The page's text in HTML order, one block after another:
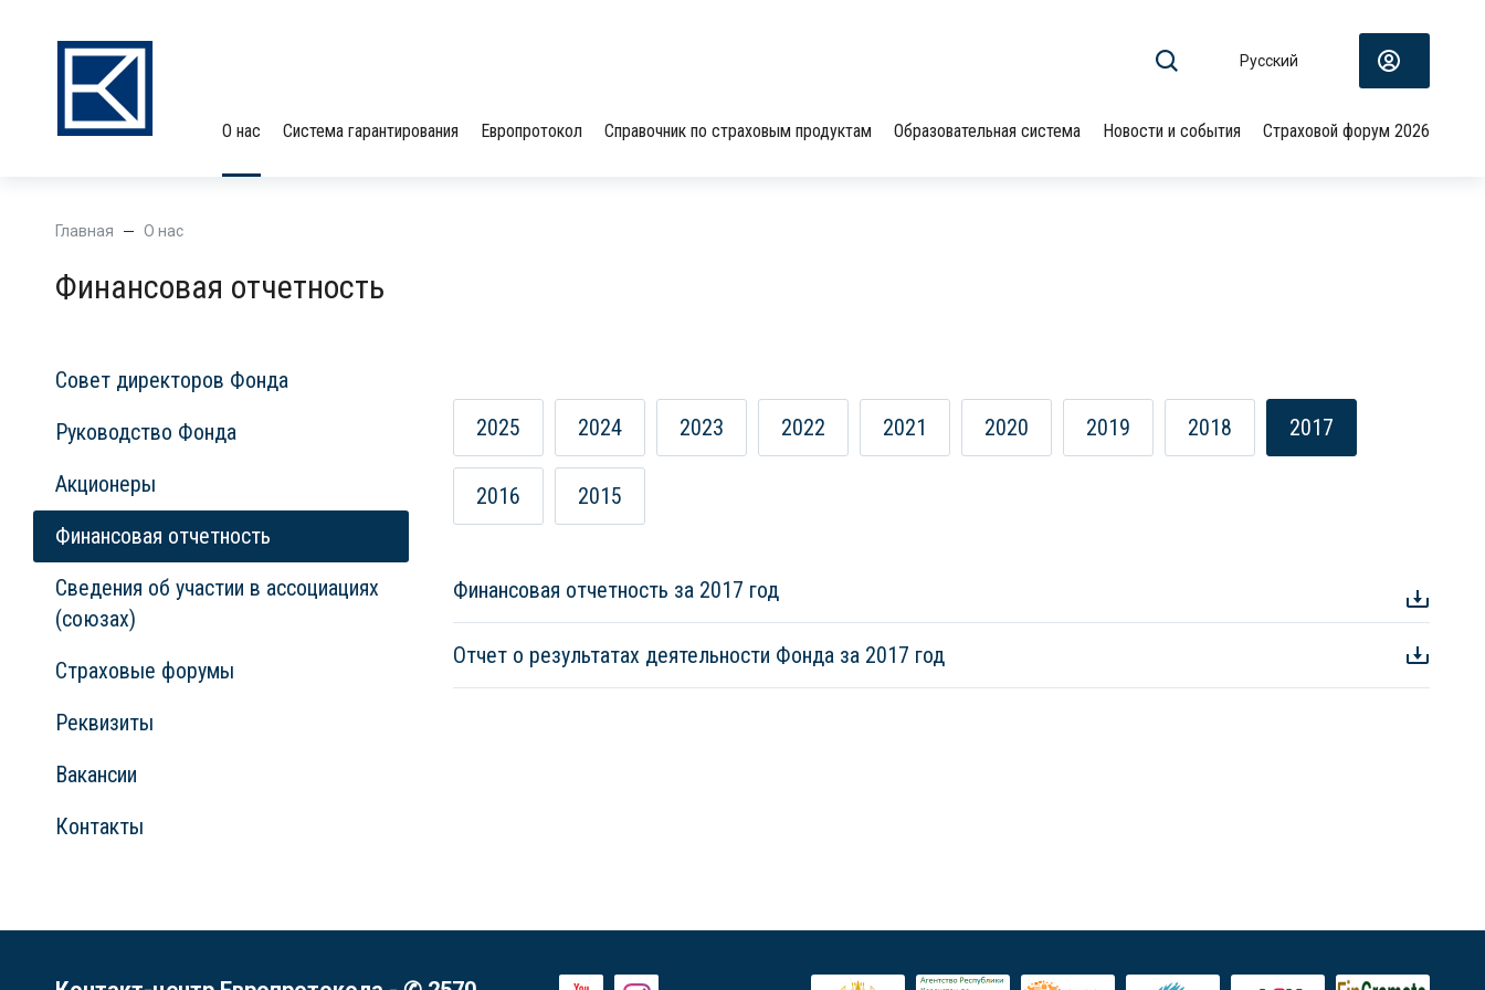
Русский
О нас Система гарантирования Европротокол Справочник по страховым продуктам Образовательная система Новости и события Страховой форум 2026
Главная О нас
Финансовая отчетность
Совет директоров Фонда
Руководство Фонда
Акционеры
Финансовая отчетность
Сведения об участии в ассоциациях
(союзах)
Страховые форумы
Реквизиты
Вакансии
Контакты
2025 2024 2023 2022 2021 2020 2019 2018 2017
2016 2015
Финансовая отчетность за 2017 год
Отчет о результатах деятельности Фонда за 2017 год